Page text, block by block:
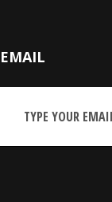
EMAIL